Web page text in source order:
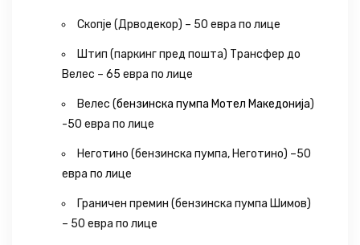
Скопје (Дрводекор) – 50 евра по лице
Штип (паркинг пред пошта) Трансфер до
Велес – 65 евра по лице
Велес (бензинска пумпа Мотел Македонија)
-50 евра по лице
Неготино (бензинска пумпа, Неготино) –50
евра по лице
Граничен премин (бензинска пумпа Шимов)
– 50 евра по лице